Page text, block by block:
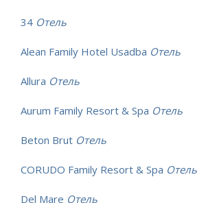
34 Отель
Alean Family Hotel Usadba Отель
Allura Отель
Aurum Family Resort & Spa Отель
Beton Brut Отель
CORUDO Family Resort & Spa Отель
Del Mare Отель